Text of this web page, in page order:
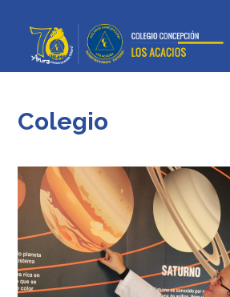
Colegio